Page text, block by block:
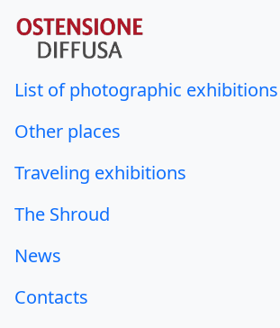
List of photographic exhibitions
Other places
Traveling exhibitions
The Shroud
News
Contacts